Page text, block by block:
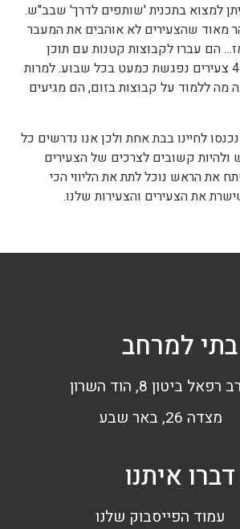
ניתן למצוא בתכנית 'שותפים לדרך' שבב"ש.
מאוד שהצעירים לא אוהבים את המעבר
הם עברו לקבוצות קטנות עם תוכן
ייחודי. קבוצה של 4-5 צעירים נפגשת כמעט בכל שבוע. למרות
מה ללמוד על קבוצות בזום, הם מגיעים
לחיינו בבת אחת ולכן אנו נדרשים כל
ולהיות קשובים לצרכים של הצעירים
את הראש נוכל לתת את הליווי הכי
את הצעירים והצעירות שלנו.
בתי למרחב
רפאל ביטון 8, הוד השרון
מצדה 26, באר שבע
דברו איתנו
עמוד הפייסבוק שלנו